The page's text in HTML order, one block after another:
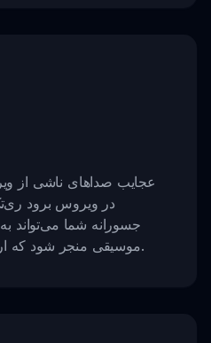
عجایب صداهای ناشی از
در ویروس برود
جسورانه شما می‌تواند
موسیقی منجر شود که ارزش کشف شدن را دارد.